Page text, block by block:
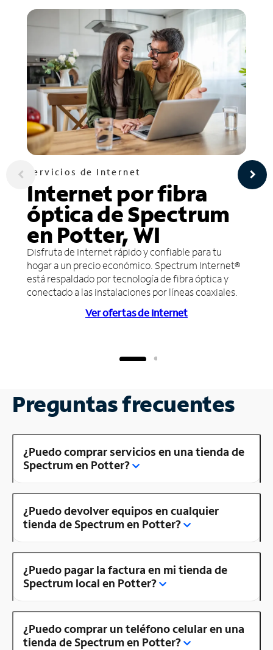
Servicios de Internet
Internet por fibra
óptica de Spectrum
en Potter, WI
Disfruta de Internet rápido y confiable para tu
hogar a un precio económico. Spectrum Internet®
está respaldado por tecnología de fibra óptica y
conectado a las instalaciones por líneas coaxiales.
Ver ofertas de Internet
Preguntas frecuentes
¿Puedo comprar servicios en una tienda de
Spectrum en Potter?
¿Puedo devolver equipos en cualquier
tienda de Spectrum en Potter?
¿Puedo pagar la factura en mi tienda de
Spectrum local en Potter?
¿Puedo comprar un teléfono celular en una
tienda de Spectrum en Potter?